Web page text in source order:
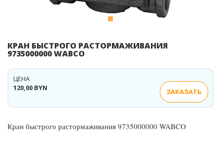
КРАН БЫСТРОГО РАСТОРМАЖИВАНИЯ
9735000000 WABCO
120,00 BYN
ЦЕНА
ЗАКАЗАТЬ
Кран быстрого растормаживания 9735000000 WABCO